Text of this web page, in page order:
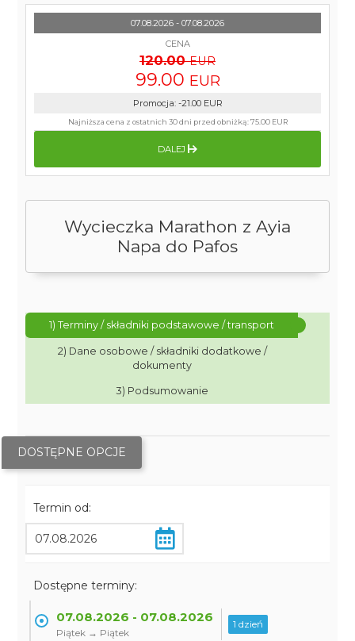
Wycieczka Marathon z Ayia
Napa do Pafos
1) Terminy / składniki podstawowe / transport
2) Dane osobowe / składniki dodatkowe /
dokumenty
3) Podsumowanie
DOSTĘPNE OPCJE
Termin od:
Dostępne terminy:
07.08.2026 - 07.08.2026
Piątek → Piątek
1 dzień
07.08.2026 - 07.08.2026
CENA
120.00 EUR
99.00 EUR
Promocja: -21.00 EUR
Najniższa cena z ostatnich 30 dni przed obniżką:75.00 EUR
DALEJ